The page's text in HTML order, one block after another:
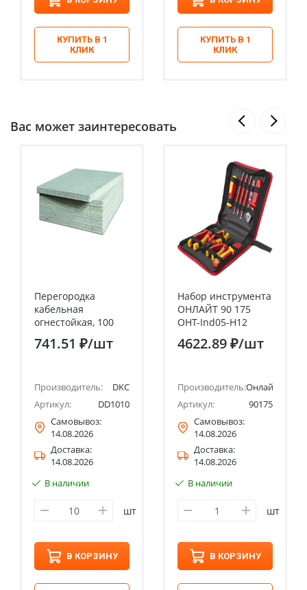
КУПИТЬ В 1
КЛИК
КУПИТЬ В 1
КЛИК
Вас может заинтересовать
Перегородка
кабельная
огнестойкая, 100
741.51 ₽/шт
Производитель:
DKC
Артикул:
DD1010
Самовывоз:
14.08.2026
Доставка:
14.08.2026
В наличии
шт
В КОРЗИНУ
Набор инструмента
ОНЛАЙТ 90 175
OHT-Ind05-H12
(диэлектрические,
12 шт)
4622.89 ₽/шт
Производитель:Онлайт
Артикул:
90175
Самовывоз:
14.08.2026
Доставка:
14.08.2026
В наличии
шт
В КОРЗИНУ